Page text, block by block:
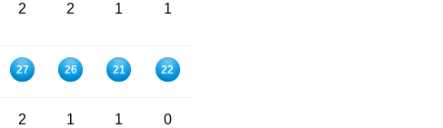
2 2 1 1
27 26 21 22
2 1 1 0